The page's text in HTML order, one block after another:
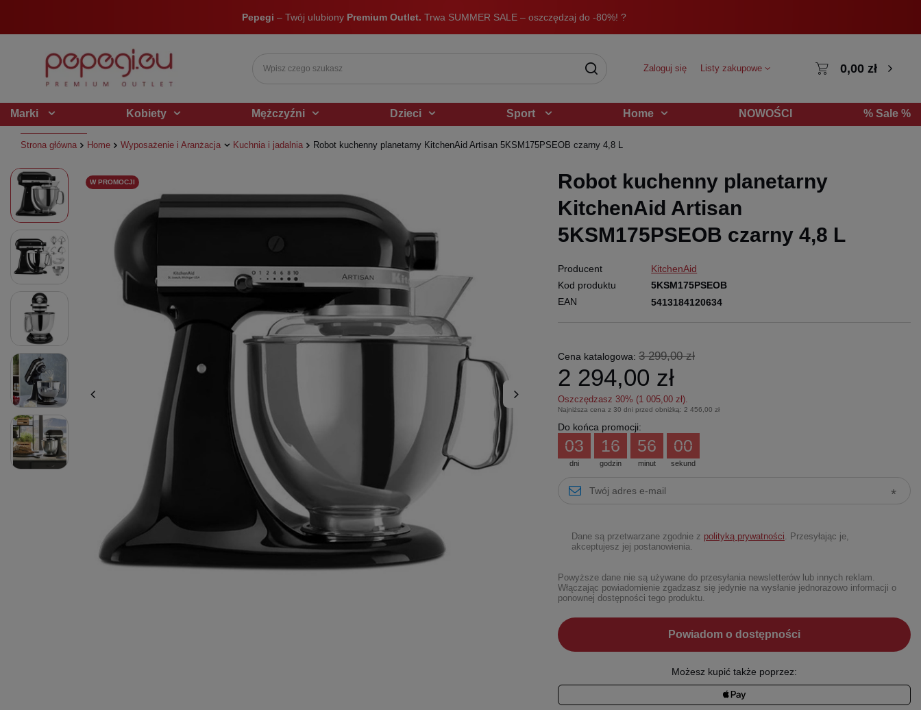
Pepegi – Twój ulubiony Premium Outlet. Trwa SUMMER SALE – oszczędzaj do -80%! ?
Zaloguj się Listy zakupowe 0,00 zł
Marki Kobiety Mężczyźni Dzieci Sport Home NOWOŚCI % Sale %
Strona główna Home Wyposażenie i Aranżacja Kuchnia i jadalnia Robot kuchenny planetarny KitchenAid Artisan 5KSM175PSEOB czarny 4,8 L
W PROMOCJI
Robot kuchenny planetarny
KitchenAid Artisan
5KSM175PSEOB czarny 4,8 L
Producent
KitchenAid
Kod produktu
5KSM175PSEOB
EAN
5413184120634
Cena katalogowa: 3 299,00 zł
2 294,00 zł
Oszczędzasz 30% (1 005,00 zł).
Najniższa cena z 30 dni przed obniżką: 2 456,00 zł
Do końca promocji:
dni
03
godzin
16
minut
55
sekund
59
Dane są przetwarzane zgodnie z polityką prywatności. Przesyłając je,
akceptujesz jej postanowienia.
Powyższe dane nie są używane do przesyłania newsletterów lub innych reklam.
Włączając powiadomienie zgadzasz się jedynie na wysłanie jednorazowo informacji o
ponownej dostępności tego produktu.
Powiadom o dostępności
Możesz kupić także poprzez: